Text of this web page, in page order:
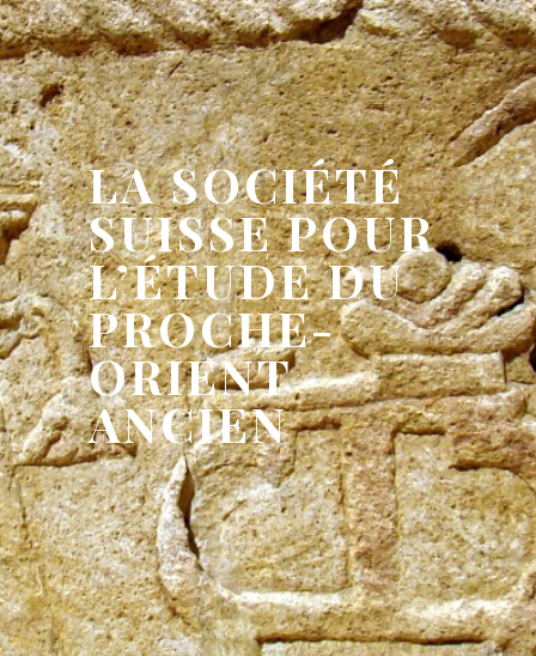
LA SOCIÉTÉ
SUISSE POUR
L’ÉTUDE DU
PROCHE-
ORIENT
ANCIEN